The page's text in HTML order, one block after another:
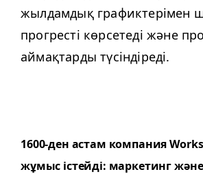
жылдамдық графиктерімен
прогресті көрсетеді және
аймақтарды түсіндіреді.
1600-ден астам компания
жұмыс істейді: маркетинг